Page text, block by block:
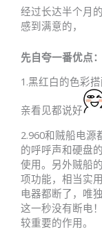
经过长达半个月
感到满意的，
先自夸一番优点：
1.黑红白的色彩
亲看见都说好
2.960和贼船电源
的呼呼声和硬盘
使用。另外贼船
项功能，相当实
电器都断了，唯
这一秒没有断电
较重要的作用。